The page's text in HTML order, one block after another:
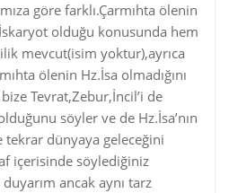
göre farklı.Çarmıhta ölenin
olduğu konusunda hem
mevcut(isim yoktur),ayrıca
ölenin Hz.İsa olmadığını
Tevrat,Zebur,İncil’i de
söyler ve de Hz.İsa’nın
dünyaya geleceğini
içerisinde söylediğiniz
duyarım ancak aynı tarz